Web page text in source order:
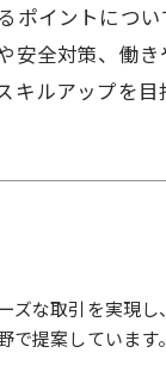
イントにつ
全対策、働
ルアップを目
な取引を実現
提案しています。